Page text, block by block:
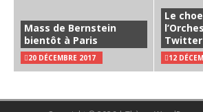
Mass de Bernstein
bientôt à Paris
20 DÉCEMBRE 2017
Le
Twitter
12